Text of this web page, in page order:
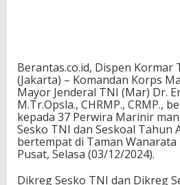
Berantas.co.id, Dispen
(Jakarta) – Komandan Korps
Mayor Jenderal TNI (Mar) Dr.
M.Tr.Opsla., CHRMP., CRMP.,
kepada 37 Perwira Marinir
Sesko TNI dan Seskoal Tahun
bertempat di Taman
Pusat, Selasa (03/12/2024).
Dikreg Sesko TNI dan Dikreg